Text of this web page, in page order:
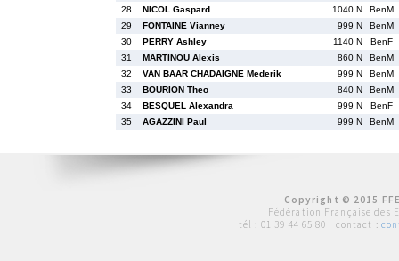
28
NICOL Gaspard 1040 N
BenM
29
FONTAINE Vianney 999 N
BenM
30
PERRY Ashley 1140 N
BenF
31
MARTINOU Alexis 860 N
BenM
32
VAN BAAR CHADAIGNE Mederik 999 N
BenM
33
BOURION Theo 840 N
BenM
34
BESQUEL Alexandra 999 N
BenF
35
AGAZZINI Paul 999 N BenM
Copyright © 2015
Fédération Française des
tél : 01 39 44 65 80 | contact :